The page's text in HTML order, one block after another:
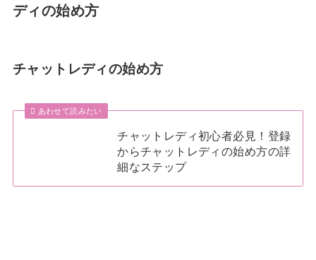
ディの始め方
チャットレディの始め方
あわせて読みたい
チャットレディ初心者必見！登録
からチャットレディの始め方の詳
細なステップ